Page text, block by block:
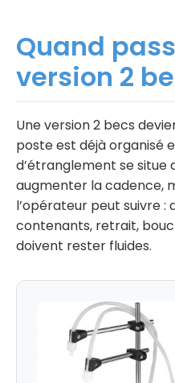
Quand
version 2
Une version 2 becs
poste est déjà organisé
d’étranglement se situe
augmenter la cadence,
l’opérateur peut suivre :
contenants, retrait,
doivent rester fluides.